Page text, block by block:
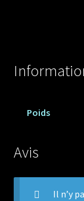
Poids
Avis
Il n’y